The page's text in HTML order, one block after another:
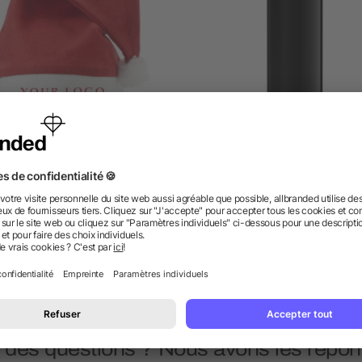
dès 0,25 €
des questions ? Nous avons les